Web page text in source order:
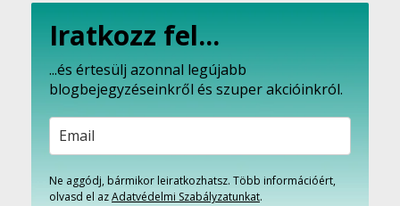
Iratkozz fel...
...és értesülj azonnal legújabb
blogbejegyzéseinkről és szuper akcióinkról.
Ne aggódj, bármikor leiratkozhatsz. Több információért,
olvasd el azAdatvédelmi Szabályzatunkat.